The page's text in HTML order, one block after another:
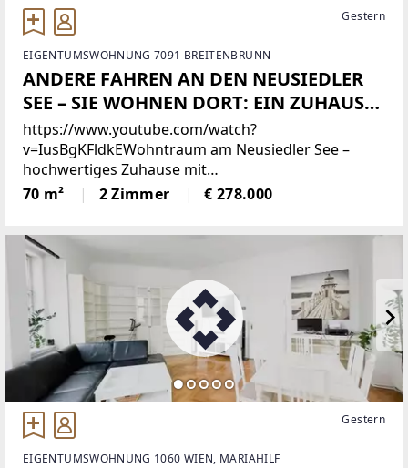
Gestern
EIGENTUMSWOHNUNG 7091 BREITENBRUNN
ANDERE FAHREN AN DEN NEUSIEDLER
SEE – SIE WOHNEN DORT: EIN ZUHAUSE
ZWISCHEN HIMMEL, RUHE, FREIHEIT
UND 365 TAGEN URLAUBSGEFÜHL
https://www.youtube.com/watch?
v=IusBgKFldkEWohntraum am Neusiedler See –
hochwertiges Zuhause mit
SeeleObjektbeschreibungEingebettet zwischen See,
Himmel und Natur liegt diese besondere Wohnung,
70 m² 2 Zimmer € 278.000
Gestern
EIGENTUMSWOHNUNG 1060 WIEN, MARIAHILF